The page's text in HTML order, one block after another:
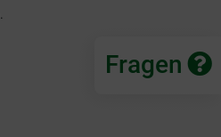
Seiten: 1
Fragen